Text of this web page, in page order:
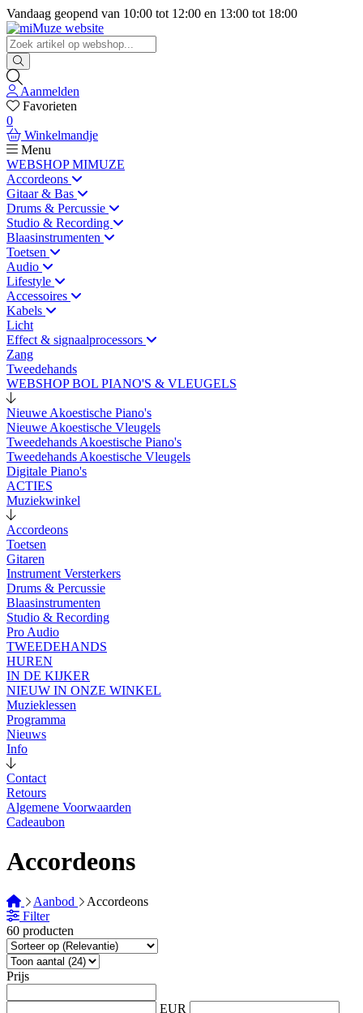
Vandaag geopend van 10:00 tot 12:00 en 13:00 tot 18:00
Aanmelden
Favorieten
0
Winkelmandje
Menu
WEBSHOP MIMUZE
Accordeons
Gitaar & Bas
Drums & Percussie
Studio & Recording
Blaasinstrumenten
Toetsen
Audio
Lifestyle
Accessoires
Kabels
Licht
Effect & signaalprocessors
Zang
Tweedehands
WEBSHOP BOL PIANO'S & VLEUGELS
Nieuwe Akoestische Piano's
Nieuwe Akoestische Vleugels
Tweedehands Akoestische Piano's
Tweedehands Akoestische Vleugels
Digitale Piano's
ACTIES
Muziekwinkel
Accordeons
Toetsen
Gitaren
Instrument Versterkers
Drums & Percussie
Blaasinstrumenten
Studio & Recording
Pro Audio
TWEEDEHANDS
HUREN
IN DE KIJKER
NIEUW IN ONZE WINKEL
Muzieklessen
Programma
Nieuws
Info
Contact
Retours
Algemene Voorwaarden
Cadeaubon
Accordeons
Aanbod
Accordeons
Filter
60 producten
Prijs
EUR